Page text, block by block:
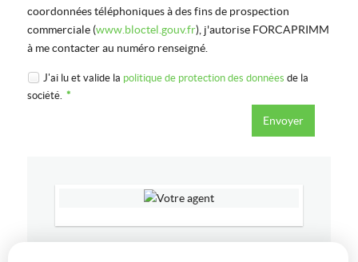
coordonnées téléphoniques à des fins de prospection
commerciale (www.bloctel.gouv.fr), j'autorise FORCAPRIMM
à me contacter au numéro renseigné.
J'ai lu et valide la politique de protection des données de la
société. *